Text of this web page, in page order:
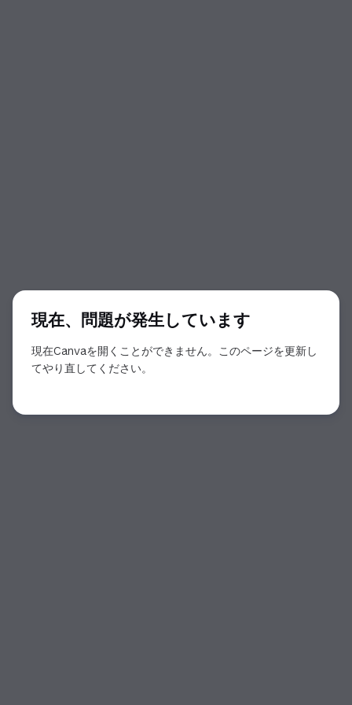
現在、問題が発生しています
現在Canvaを開くことができません。このページを更新し
てやり直してください。